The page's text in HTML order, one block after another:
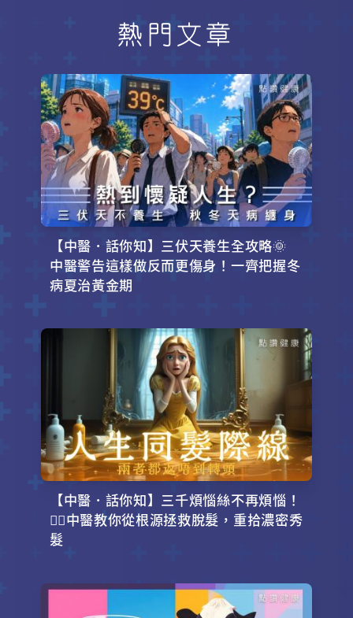
熱門文章
【中醫．話你知】三伏天養生全攻略🌞
中醫警告這樣做反而更傷身！一齊把握冬
病夏治黃金期
【中醫．話你知】三千煩惱絲不再煩惱！
💇‍♂️中醫教你從根源拯救脫髮，重拾濃密秀
髮